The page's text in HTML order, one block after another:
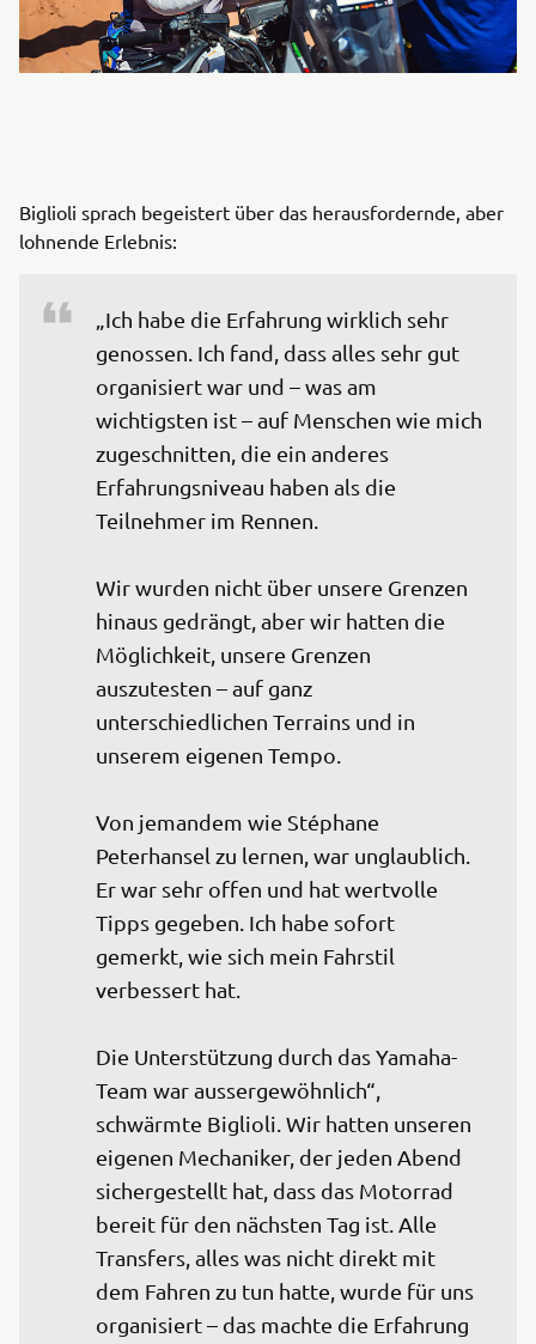
Biglioli sprach begeistert über das herausfordernde, aber
lohnende Erlebnis:
„Ich habe die Erfahrung wirklich sehr
genossen. Ich fand, dass alles sehr gut
organisiert war und – was am
wichtigsten ist – auf Menschen wie mich
zugeschnitten, die ein anderes
Erfahrungsniveau haben als die
Teilnehmer im Rennen.
Wir wurden nicht über unsere Grenzen
hinaus gedrängt, aber wir hatten die
Möglichkeit, unsere Grenzen
auszutesten – auf ganz
unterschiedlichen Terrains und in
unserem eigenen Tempo.
Von jemandem wie Stéphane
Peterhansel zu lernen, war unglaublich.
Er war sehr offen und hat wertvolle
Tipps gegeben. Ich habe sofort
gemerkt, wie sich mein Fahrstil
verbessert hat.
Die Unterstützung durch das Yamaha-
Team war aussergewöhnlich“,
schwärmte Biglioli. Wir hatten unseren
eigenen Mechaniker, der jeden Abend
sichergestellt hat, dass das Motorrad
bereit für den nächsten Tag ist. Alle
Transfers, alles was nicht direkt mit
dem Fahren zu tun hatte, wurde für uns
organisiert – das machte die Erfahrung